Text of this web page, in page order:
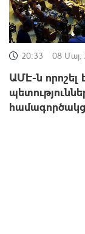
20:33 08 Մայ,
ԱՄԷ-ն